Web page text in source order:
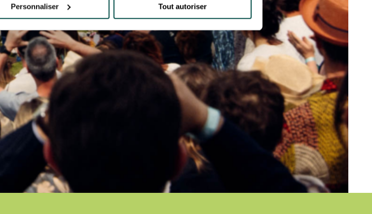
Personnaliser Tout autoriser